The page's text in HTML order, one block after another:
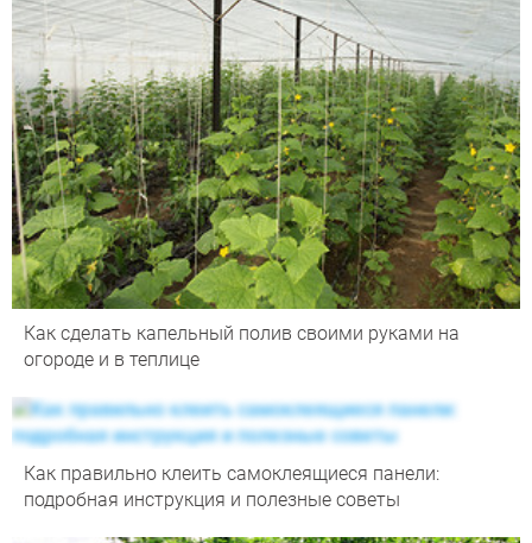
Как сделать капельный полив своими руками на
огороде и в теплице
Как правильно клеить самоклеящиеся панели:
подробная инструкция и полезные советы